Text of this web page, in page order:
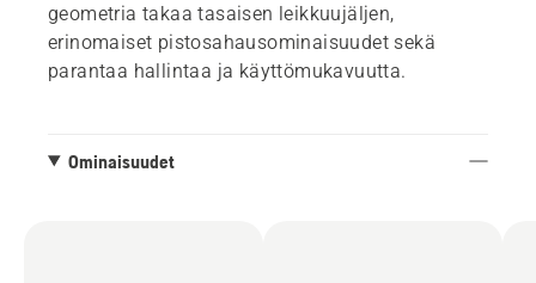
geometria takaa tasaisen leikkuujäljen,
erinomaiset pistosahausominaisuudet sekä
parantaa hallintaa ja käyttömukavuutta.
Ominaisuudet